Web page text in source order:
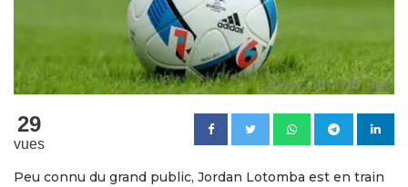
29
vues
Peu connu du grand public, Jordan Lotomba est en train